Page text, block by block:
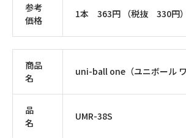
参考
価格
1本 363円 （税抜 330円）
商品
名
uni-ball one（ユニボール
品
名
UMR-38S